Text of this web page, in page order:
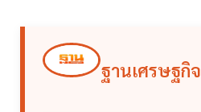
ฐานเศรษฐกิจ